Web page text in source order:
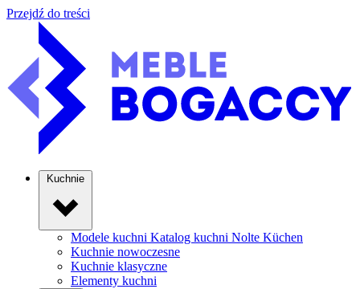
Przejdź do treści
Modele kuchni Katalog kuchni Nolte Küchen
Kuchnie nowoczesne
Kuchnie klasyczne
Elementy kuchni